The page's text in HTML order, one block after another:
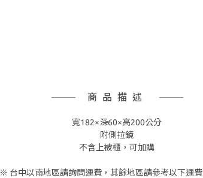
商品描述
寬182×深60×高200公分
附側拉鏡
不含上被櫃，可加購
※ 台中以南地區請詢問運費，其餘地區請參考以下運費